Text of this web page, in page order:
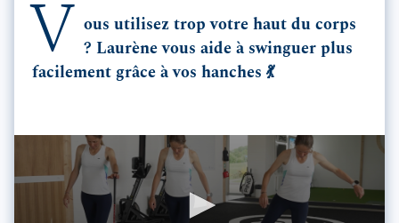
V
ous utilisez trop votre haut du corps
? Laurène vous aide à swinguer plus
facilement grâce à vos hanches 💃